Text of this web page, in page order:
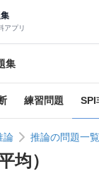
アプリ
集
練習問題 SPI
論 推論の問題一覧
均）